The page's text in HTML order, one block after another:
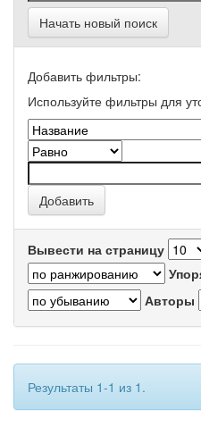
Начать новый поиск
Добавить фильтры:
Используйте фильтры для
Вывести на страницу
Авторы
Результаты 1-1 из 1.